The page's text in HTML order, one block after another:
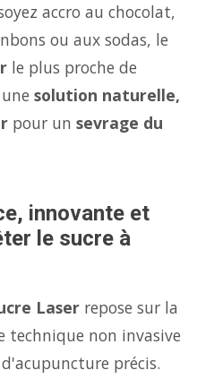
accro au chocolat,
ou aux sodas, le
le plus proche de
solution naturelle,
pour un sevrage du
innovante et
le sucre à
Laser repose sur la
technique non invasive
précis.